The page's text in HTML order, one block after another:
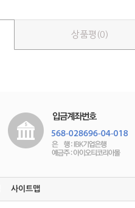
상품평(0)
사이트맵